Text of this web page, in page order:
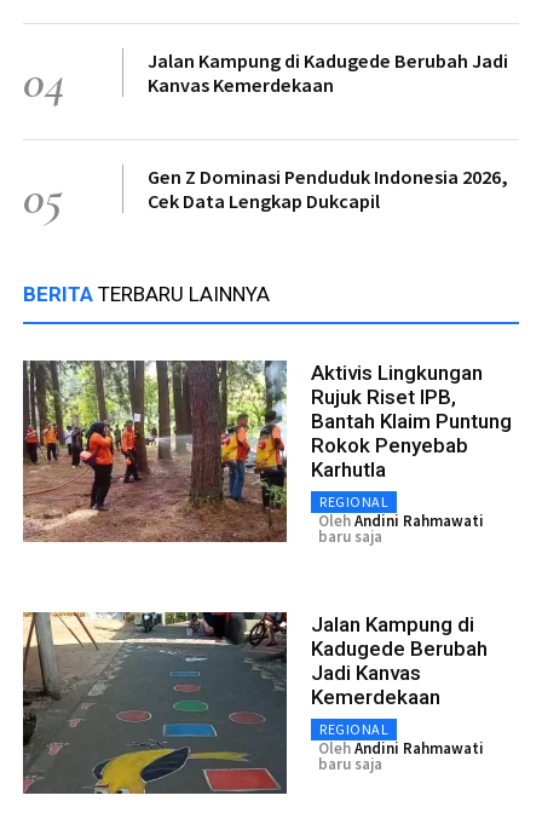
04
Jalan Kampung di Kadugede Berubah Jadi
Kanvas Kemerdekaan
05
Gen Z Dominasi Penduduk Indonesia 2026,
Cek Data Lengkap Dukcapil
BERITA TERBARU LAINNYA
Aktivis Lingkungan
Rujuk Riset IPB,
Bantah Klaim Puntung
Rokok Penyebab
Karhutla
REGIONAL
OlehAndini Rahmawati
baru saja
Jalan Kampung di
Kadugede Berubah
Jadi Kanvas
Kemerdekaan
REGIONAL
OlehAndini Rahmawati
baru saja